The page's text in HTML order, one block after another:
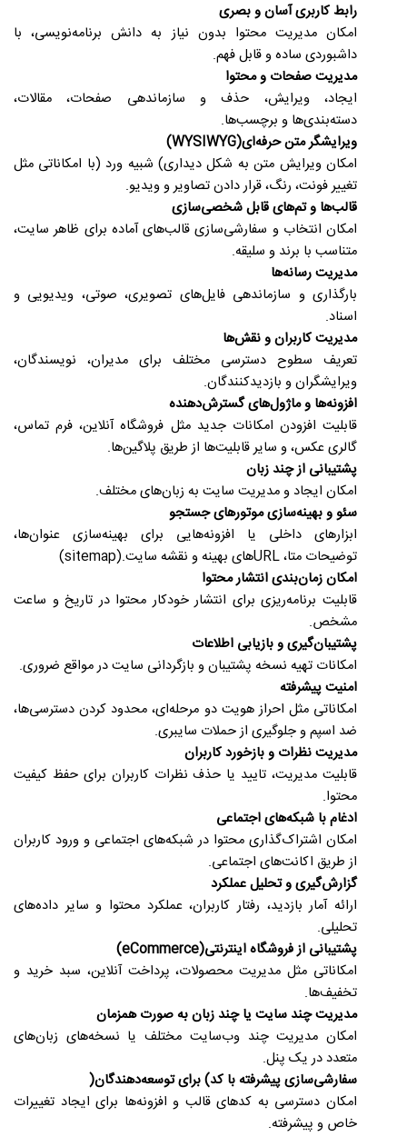
رابط کاربری آسان و بصری
امکان مدیریت محتوا بدون نیاز به دانش برنامه‌نویسی، با
داشبوردی ساده و قابل فهم.
مدیریت صفحات و محتوا
ایجاد، ویرایش، حذف و سازماندهی صفحات، مقالات،
دسته‌بندی‌ها و برچسب‌ها.
ویرایشگر متن حرفه‌ای(WYSIWYG)
امکان ویرایش متن به شکل دیداری( شبیه ورد )با امکاناتی مثل
تغییر فونت، رنگ، قرار دادن تصاویر و ویدیو.
قالب‌ها و تم‌های قابل شخصی‌سازی
امکان انتخاب و سفارشی‌سازی قالب‌های آماده برای ظاهر سایت،
متناسب با برند و سلیقه.
مدیریت رسانه‌ها
بارگذاری و سازماندهی فایل‌های تصویری، صوتی، ویدیویی و
اسناد.
مدیریت کاربران و نقش‌ها
تعریف سطوح دسترسی مختلف برای مدیران، نویسندگان،
ویرایشگران و بازدیدکنندگان.
افزونه‌ها و ماژول‌های گسترش‌دهنده
قابلیت افزودن امکانات جدید مثل فروشگاه آنلاین، فرم تماس،
گالری عکس، و سایر قابلیت‌ها از طریق پلاگین‌ها.
پشتیبانی از چند زبان
امکان ایجاد و مدیریت سایت به زبان‌های مختلف.
سئو و بهینه‌سازی موتورهای جستجو
ابزارهای داخلی یا افزونه‌هایی برای بهینه‌سازی عنوان‌ها،
توضیحات متا،URLهای بهینه و نقشه سایت(sitemap).
امکان زمان‌بندی انتشار محتوا
قابلیت برنامه‌ریزی برای انتشار خودکار محتوا در تاریخ و ساعت
مشخص.
پشتیبان‌گیری و بازیابی اطلاعات
امکانات تهیه نسخه پشتیبان و بازگردانی سایت در مواقع ضروری.
امنیت پیشرفته
امکاناتی مثل احراز هویت دو مرحله‌ای، محدود کردن دسترسی‌ها،
ضد اسپم و جلوگیری از حملات سایبری.
مدیریت نظرات و بازخورد کاربران
قابلیت مدیریت، تایید یا حذف نظرات کاربران برای حفظ کیفیت
محتوا.
ادغام با شبکه‌های اجتماعی
امکان اشتراک‌گذاری محتوا در شبکه‌های اجتماعی و ورود کاربران
از طریق اکانت‌های اجتماعی.
گزارش‌گیری و تحلیل عملکرد
ارائه آمار بازدید، رفتار کاربران، عملکرد محتوا و سایر داده‌های
تحلیلی.
پشتیبانی از فروشگاه اینترنتی(eCommerce)
امکاناتی مثل مدیریت محصولات، پرداخت آنلاین، سبد خرید و
تخفیف‌ها.
مدیریت چند سایت یا چند زبان به صورت همزمان
امکان مدیریت چند وب‌سایت مختلف یا نسخه‌های زبان‌های
متعدد در یک پنل.
سفارشی‌سازی پیشرفته با کد(برای توسعه‌دهندگان)
امکان دسترسی به کدهای قالب و افزونه‌ها برای ایجاد تغییرات
خاص و پیشرفته.